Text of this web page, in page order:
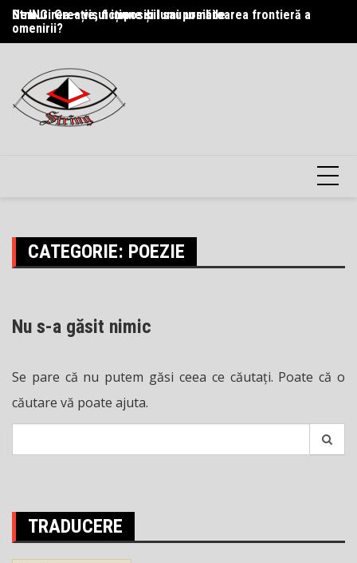
Skip
content
StrING: Creație, ficțiune și lumi posibile
Nemurirea – visul imposibil sau următoarea frontieră a
omenirii?
CATEGORIE: POEZIE
Nu s-a găsit nimic
Se pare că nu putem găsi ceea ce căutați. Poate că o
căutare vă poate ajuta.
TRADUCERE